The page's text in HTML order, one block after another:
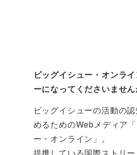
ビッグイシュー・オンラ
ーになってくださいません
ビッグイシューの活動の
めるためのWebメディア
ー・オンライン」。